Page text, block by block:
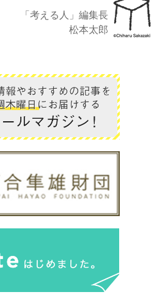
「考える人」編集長
松本太郎